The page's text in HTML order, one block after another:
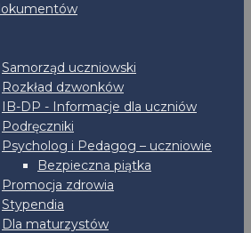
Samorząd uczniowski
Rozkład dzwonków
IB-DP - Informacje dla uczniów
Podręczniki
Psycholog i Pedagog – uczniowie
Bezpieczna piątka
Promocja zdrowia
Stypendia
Dla maturzystów